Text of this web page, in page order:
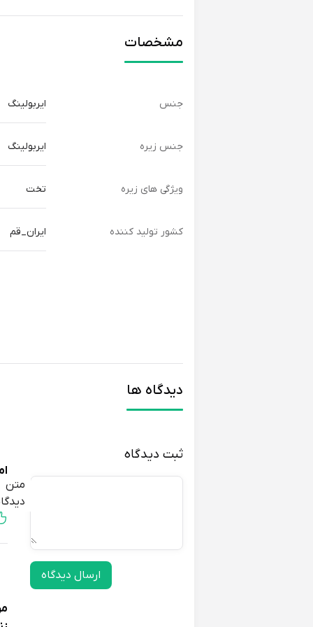
مشخصات
جنس ایربولینگ
جنس زیره ایربولینگ
ویژگی های زیره تخت
کشور تولید کننده ایران_قم
دیدگاه ها
ثبت دیدگاه
متن
ارسال دیدگاه